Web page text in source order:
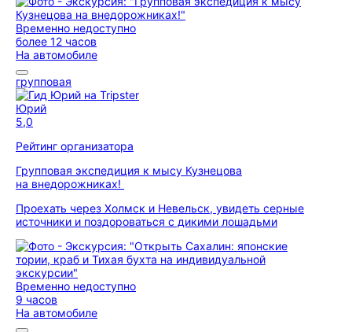
Временно недоступно
более 12 часов
На автомобиле
групповая
Юрий
5,0
Рейтинг организатора
Групповая экспедиция к мысу Кузнецова
на внедорожниках!
Проехать через Холмск и Невельск, увидеть серные
источники и поздороваться с дикими лошадьми
Временно недоступно
9 часов
На автомобиле